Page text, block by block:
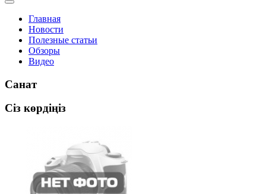
Главная
Новости
Полезные статьи
Обзоры
Видео
Санат
Сіз көрдіңіз